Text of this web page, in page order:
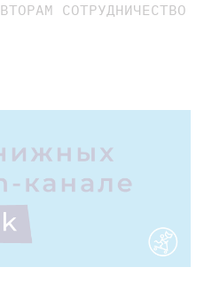
СОТРУДНИЧЕСТВО